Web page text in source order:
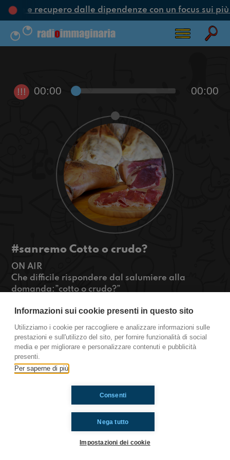
e recupero dalle dipendenze con un focus sui più
!!! 00:00 00:00
#sanremo Cotto o crudo?
ON AIR
Che difficile rispondere dal salumiere alla
domanda:”cotto o crudo?”
passando davanti a un bancone pieno di salami?
Tutto qua su Radioimmaginaria Sanremo
#OkkinSu www.radioimmaginaria.it
Sanremo
Ti è piaciuto? Condividilo!
Informazioni sui cookie presenti in questo sito
Utilizziamo i cookie per raccogliere e analizzare informazioni sulle
prestazioni e sull'utilizzo del sito, per fornire funzionalità di social
media e per migliorare e personalizzare contenuti e pubblicità
presenti.
Per saperne di più
Nega tutto
Consenti
Impostazioni dei cookie